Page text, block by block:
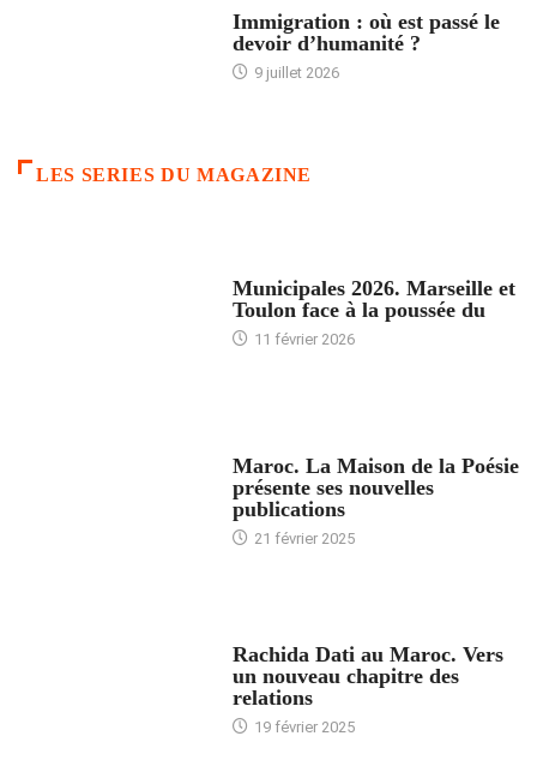
Immigration : où est passé le
devoir d’humanité ?
9 juillet 2026
LES SERIES DU MAGAZINE
Municipales 2026. Marseille et
Toulon face à la poussée du
11 février 2026
Maroc. La Maison de la Poésie
présente ses nouvelles
publications
21 février 2025
Rachida Dati au Maroc. Vers
un nouveau chapitre des
relations
19 février 2025